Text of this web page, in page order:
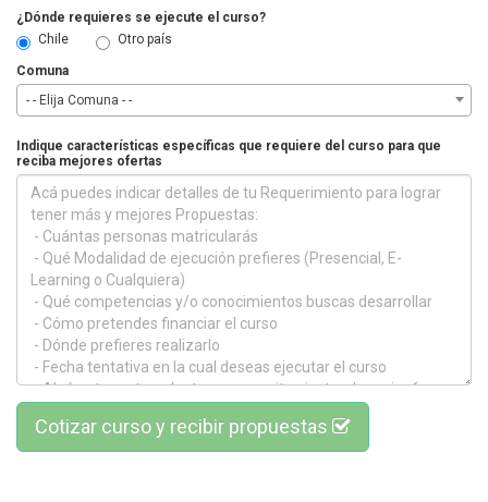
¿Dónde requieres se ejecute el curso?
Chile
Otro país
Comuna
- - Elija Comuna - -
Indique características específicas que requiere del curso para que
reciba mejores ofertas
Cotizar curso y recibir propuestas